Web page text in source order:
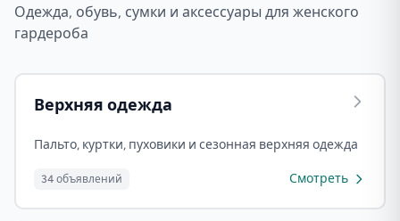
Одежда, обувь, сумки и аксессуары для женского
гардероба
Верхняя одежда
Пальто, куртки, пуховики и сезонная верхняя одежда
34 объявлений Смотреть